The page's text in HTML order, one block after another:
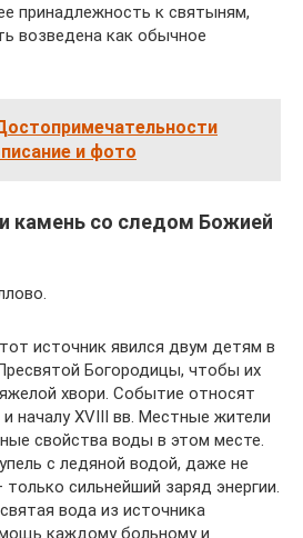
принадлежность к святыням,
возведена как обычное
и фото
камень со следом Божией
источник явился двум детям в
Богородицы, чтобы их
хвори. Событие относят
началу XVIII вв. Местные жители
свойства воды в этом месте.
с ледяной водой, даже не
сильнейший заряд энергии.
вода из источника
каждому больному и